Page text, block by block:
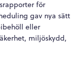
för
gav nya sätt
eller
miljöskydd,